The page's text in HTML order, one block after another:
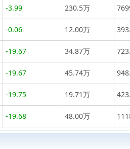
-3.99 230.5万
-0.06 12.00万
-19.67 34.87万
-19.67 45.74万
-19.75 19.71万
-19.68 48.00万